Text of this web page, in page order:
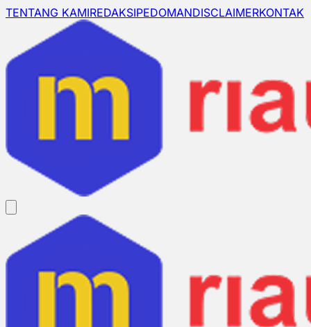
TENTANG KAMIREDAKSIPEDOMANDISCLAIMERKONTAK